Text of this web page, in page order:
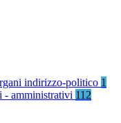
indirizzo-politico 1
- amministrativi 112